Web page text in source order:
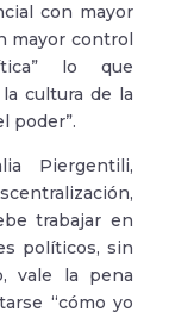
con mayor
mayor control
lo que
cultura de la
poder”.
Piergentili,
trabajar en
políticos, sin
vale la pena
“cómo yo